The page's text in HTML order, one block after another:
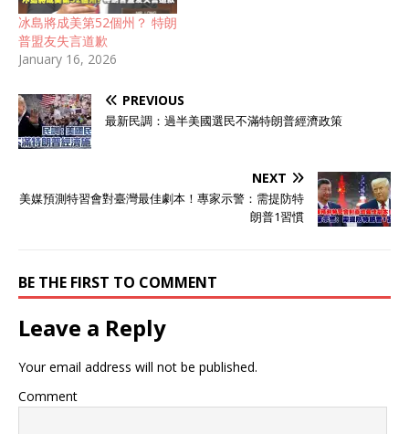
冰島將成美第52個州？ 特朗
普盟友失言道歉
January 16, 2026
PREVIOUS
最新民調：過半美國選民不滿特朗普經濟政策
NEXT
美媒預測特習會對臺灣最佳劇本！專家示警：需提防特
朗普1習慣
BE THE FIRST TO COMMENT
Leave a Reply
Your email address will not be published.
Comment